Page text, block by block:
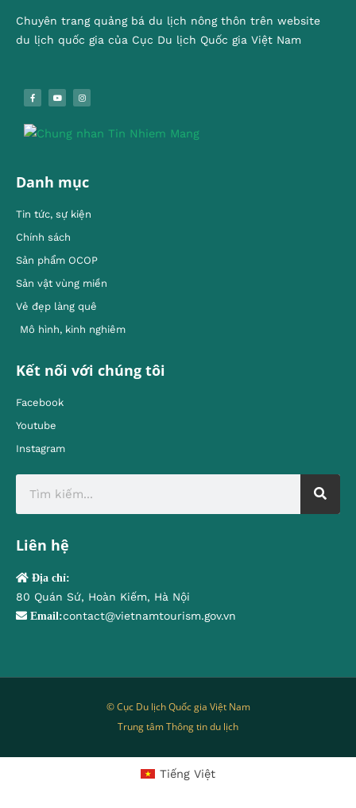
Chuyên trang quảng bá du lịch nông thôn trên website
du lịch quốc gia của Cục Du lịch Quốc gia Việt Nam
Danh mục
Tin tức, sự kiện
Chính sách
Sản phẩm OCOP
Sản vật vùng miền
Vẻ đẹp làng quê
Mô hình, kinh nghiêm
Kết nối với chúng tôi
Facebook
Youtube
Instagram
Liên hệ
Địa chỉ:
80 Quán Sứ, Hoàn Kiếm, Hà Nội
Email:contact@vietnamtourism.gov.vn
© Cục Du lịch Quốc gia Việt Nam
Trung tâm Thông tin du lịch
Tiếng Việt